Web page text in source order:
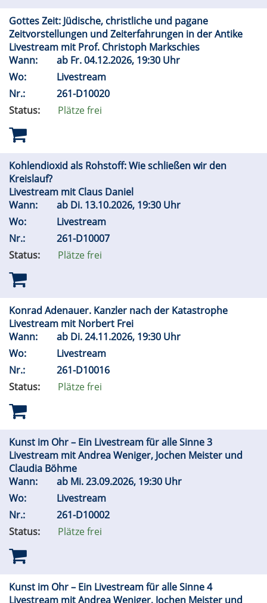
Gottes Zeit: Jüdische, christliche und pagane
Zeitvorstellungen und Zeiterfahrungen in der Antike
Livestream mit Prof. Christoph Markschies
Wann:
ab Fr.04.12.2026, 19:30 Uhr
Wo:
Livestream
Nr.:
261-D10020
Status:
Plätze frei
Kohlendioxid als Rohstoff: Wie schließen wir den
Kreislauf?
Livestream mit Claus Daniel
Wann:
ab Di. 13.10.2026, 19:30 Uhr
Wo:
Livestream
Nr.:
261-D10007
Status:
Plätze frei
Konrad Adenauer. Kanzler nach der Katastrophe
Livestream mit Norbert Frei
Wann:
ab Di.24.11.2026, 19:30 Uhr
Wo:
Livestream
Nr.:
261-D10016
Status:
Plätze frei
Kunst im Ohr – Ein Livestream für alle Sinne 3
Livestream mit Andrea Weniger, Jochen Meister und
Claudia Böhme
Wann:
ab Mi.23.09.2026, 19:30 Uhr
Wo:
Livestream
Nr.:
261-D10002
Status:
Plätze frei
Kunst im Ohr – Ein Livestream für alle Sinne 4
Livestream mit Andrea Weniger, Jochen Meister und